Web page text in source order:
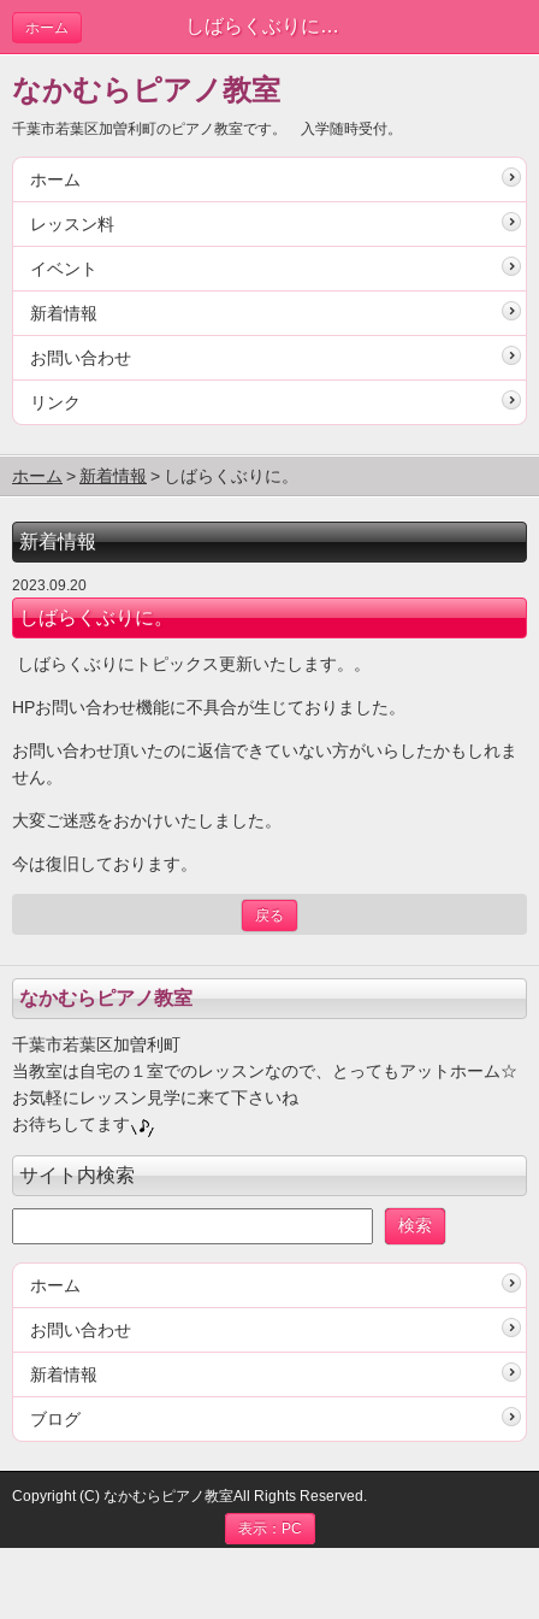
しばらくぶりに。 | 新着情報
ホーム
なかむらピアノ教室
千葉市若葉区加曽利町のピアノ教室です。 入学随時受付。
ホーム
レッスン料
イベント
新着情報
お問い合わせ
リンク
ホーム 新着情報 しばらくぶりに。
新着情報
2023.09.20
しばらくぶりに。
しばらくぶりにトピックス更新いたします。。
HPお問い合わせ機能に不具合が生じておりました。
お問い合わせ頂いたのに返信できていない方がいらしたかもしれま
せん。
大変ご迷惑をおかけいたしました。
今は復旧しております。
戻る
なかむらピアノ教室
千葉市若葉区加曽利町
当教室は自宅の１室でのレッスンなので、とってもアットホーム☆
お気軽にレッスン見学に来て下さいね
お待ちしてます
サイト内検索
ホーム
お問い合わせ
新着情報
ブログ
Copyright (C) なかむらピアノ教室All Rights Reserved.
表示：PC